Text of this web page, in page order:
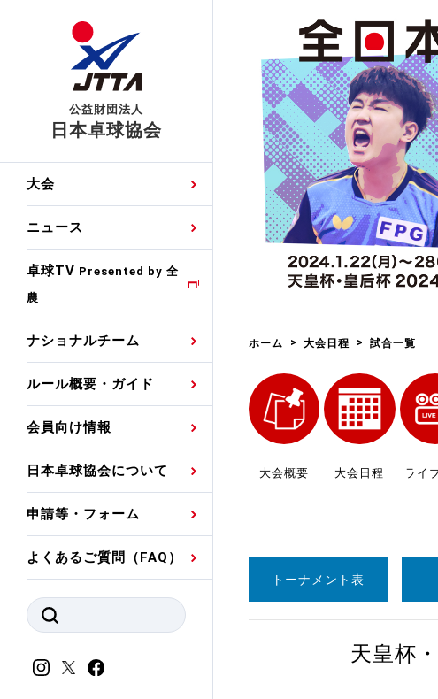
公益財団法人
日本卓球協会
大会 日程
公式記録
国内ランキング
ニュース
大会・試合
日本代表
プレスリリース
競技者(パスウェイ)・審判
卓球TV Presented by 全
農
ナショナルチーム
男子ナショナルチーム選
手・候補
女子ナショナルチーム選
手・候補
女子世界ランキング
各種選考基準
強化スタッフ
ルール概要・ガイド
卓球の基本的なルール
競技規則
観戦ガイド
会員向け情報
協会会員登録
ゼッケンについて
競技者育成事業
公認資格者名簿
公認品一覧
指導者養成委員会
競技者育成委員会
スポーツ医・科学委員会
日本卓球協会について
卓球協会のミッション
会長あいさつ
役員委員
関連団体代表委員など
規程・お見舞い制度
財務諸表等
JTTAスポーツ団体ガバナ
申請等・フォーム
国際交流届申込みフォーム
国際大会自主参加申請
競技ウエア広告申請
わせ
審判員ネームプレート制作
申込
よくあるご質問（FAQ）
ホーム 大会日程 試合一覧
大会概要 大会日程 ライ
トーナメント表
天皇杯